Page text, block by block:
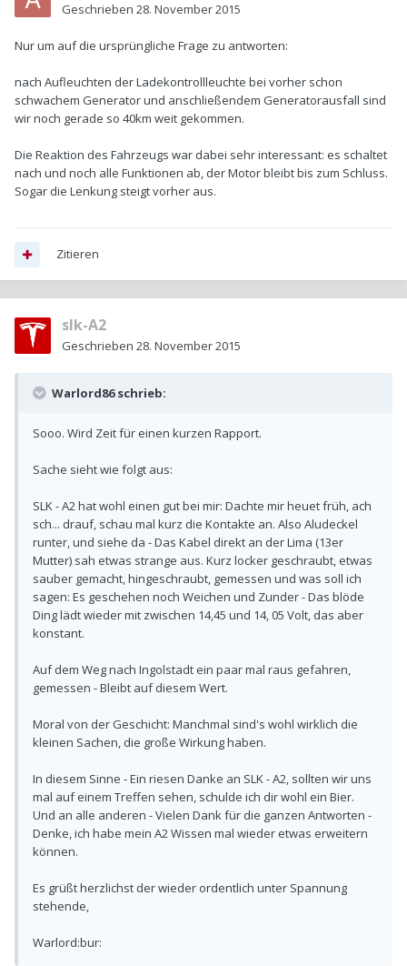
Geschrieben 28. November 2015
Nur um auf die ursprüngliche Frage zu antworten:
nach Aufleuchten der Ladekontrollleuchte bei vorher schon
schwachem Generator und anschließendem Generatorausfall sind
wir noch gerade so 40km weit gekommen.
Die Reaktion des Fahrzeugs war dabei sehr interessant: es schaltet
nach und noch alle Funktionen ab, der Motor bleibt bis zum Schluss.
Sogar die Lenkung steigt vorher aus.
Zitieren
slk-A2
Geschrieben 28. November 2015
Warlord86 schrieb:
Sooo. Wird Zeit für einen kurzen Rapport.
Sache sieht wie folgt aus:
SLK - A2 hat wohl einen gut bei mir: Dachte mir heuet früh, ach
sch... drauf, schau mal kurz die Kontakte an. Also Aludeckel
runter, und siehe da - Das Kabel direkt an der Lima (13er
Mutter) sah etwas strange aus. Kurz locker geschraubt, etwas
sauber gemacht, hingeschraubt, gemessen und was soll ich
sagen: Es geschehen noch Weichen und Zunder - Das blöde
Ding lädt wieder mit zwischen 14,45 und 14, 05 Volt, das aber
konstant.
Auf dem Weg nach Ingolstadt ein paar mal raus gefahren,
gemessen - Bleibt auf diesem Wert.
Moral von der Geschicht: Manchmal sind's wohl wirklich die
kleinen Sachen, die große Wirkung haben.
In diesem Sinne - Ein riesen Danke an SLK - A2, sollten wir uns
mal auf einem Treffen sehen, schulde ich dir wohl ein Bier.
Und an alle anderen - Vielen Dank für die ganzen Antworten -
Denke, ich habe mein A2 Wissen mal wieder etwas erweitern
können.
Es grüßt herzlichst der wieder ordentlich unter Spannung
stehende,
Warlord:bur: